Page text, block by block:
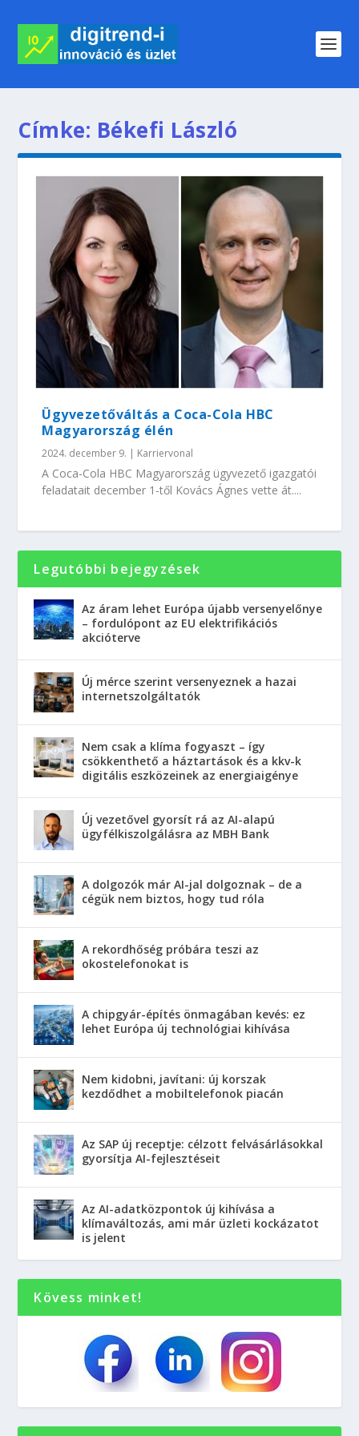
Címke: Békefi László
Ügyvezetőváltás a Coca-Cola HBC
Magyarország élén
2024. december 9. | Karriervonal
A Coca-Cola HBC Magyarország ügyvezető igazgatói
feladatait december 1-től Kovács Ágnes vette át....
Legutóbbi bejegyzések
Az áram lehet Európa újabb versenyelőnye
– fordulópont az EU elektrifikációs
akcióterve
Új mérce szerint versenyeznek a hazai
internetszolgáltatók
Nem csak a klíma fogyaszt – így
csökkenthető a háztartások és a kkv-k
digitális eszközeinek az energiaigénye
Új vezetővel gyorsít rá az AI-alapú
ügyfélkiszolgálásra az MBH Bank
A dolgozók már AI-jal dolgoznak – de a
cégük nem biztos, hogy tud róla
A rekordhőség próbára teszi az
okostelefonokat is
A chipgyár-építés önmagában kevés: ez
lehet Európa új technológiai kihívása
Nem kidobni, javítani: új korszak
kezdődhet a mobiltelefonok piacán
Az SAP új receptje: célzott felvásárlásokkal
gyorsítja AI-fejlesztéseit
Az AI-adatközpontok új kihívása a
klímaváltozás, ami már üzleti kockázatot
is jelent
Kövess minket!